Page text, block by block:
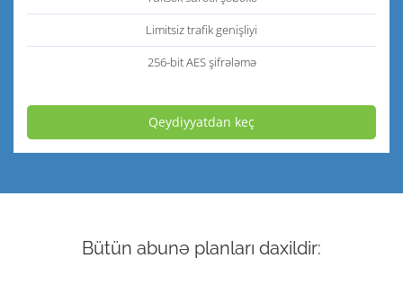
Limitsiz trafik genişliyi
256-bit AES şifrələmə
Qeydiyyatdan keç
Bütün abunə planları daxildir: